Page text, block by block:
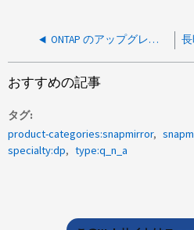
ONTAP のアップグレード時にソースとデスティネーションの間のSVM DRに無停止で切り替える推奨事項は何ですか？
おすすめの記事
タグ
product-categories:snapmirror
specialty:dp
type:q_n_a